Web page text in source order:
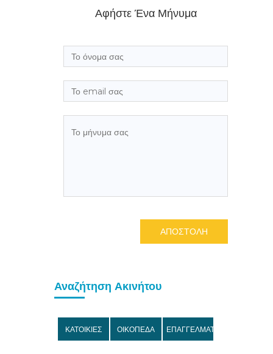
Αφήστε Ένα Μήνυμα
ΑΠΟΣΤΟΛΗ
Αναζήτηση Ακινήτου
ΚΑΤΟΙΚΙΕΣ ΟΙΚΟΠΕΔΑ ΕΠΑΓΓΕΛΜΑΤΙΚΑ